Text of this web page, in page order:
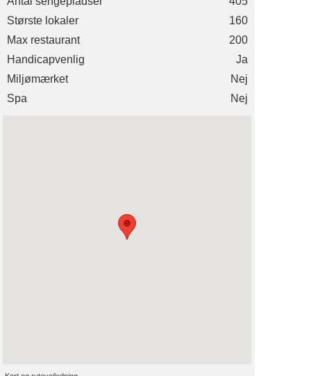
Største lokaler
160
Max restaurant
200
Handicapvenlig
Ja
Miljømærket
Nej
Spa
Nej